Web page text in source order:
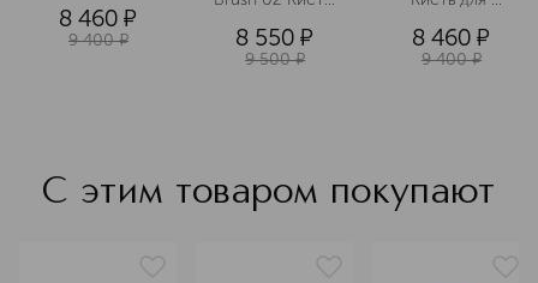
8 460 ¤
9 400 ¤ 8 550 ¤
9 500 ¤
лица
8 460 ¤
9 400 ¤
С этим товаром покупают